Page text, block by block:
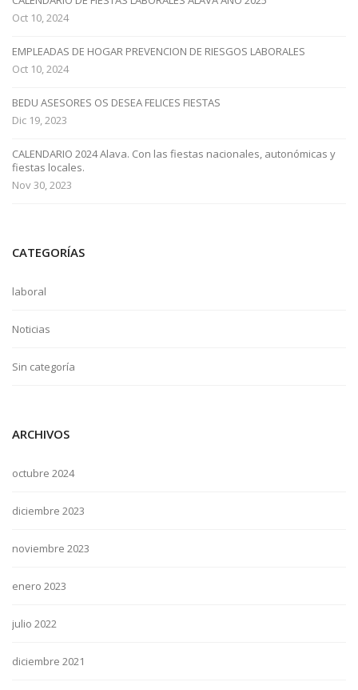
Oct 10, 2024
EMPLEADAS DE HOGAR PREVENCION DE RIESGOS LABORALES
Oct 10, 2024
BEDU ASESORES OS DESEA FELICES FIESTAS
Dic 19, 2023
CALENDARIO 2024 Alava. Con las fiestas nacionales, autonómicas y
fiestas locales.
Nov 30, 2023
CATEGORÍAS
laboral
Noticias
Sin categoría
ARCHIVOS
octubre 2024
diciembre 2023
noviembre 2023
enero 2023
julio 2022
diciembre 2021